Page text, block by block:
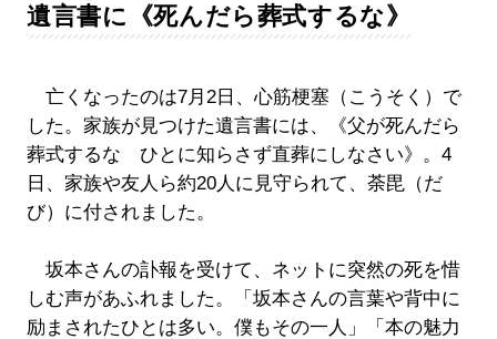
遺言書に《死んだら葬式するな》
亡くなったのは7月2日、心筋梗塞（こうそく）で
した。家族が見つけた遺言書には、《父が死んだら
葬式するな ひとに知らさず直葬にしなさい》。4
日、家族や友人ら約20人に見守られて、荼毘（だ
び）に付されました。
坂本さんの訃報を受けて、ネットに突然の死を惜
しむ声があふれました。「坂本さんの言葉や背中に
励まされたひとは多い。僕もその一人」「本の魅力